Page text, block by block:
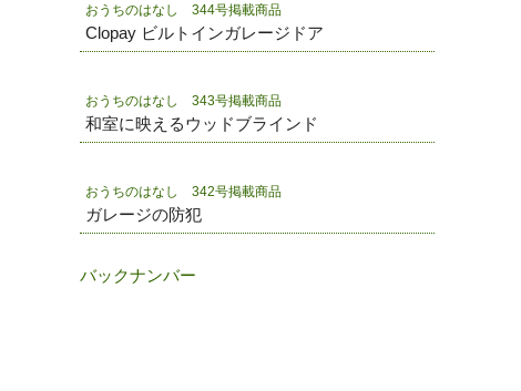
おうちのはなし 344号掲載商品
Clopay ビルトインガレージドア
おうちのはなし 343号掲載商品
和室に映えるウッドブラインド
おうちのはなし 342号掲載商品
ガレージの防犯
バックナンバー